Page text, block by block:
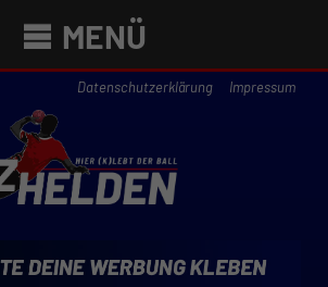
MENÜ
Datenschutzerklärung Impressum